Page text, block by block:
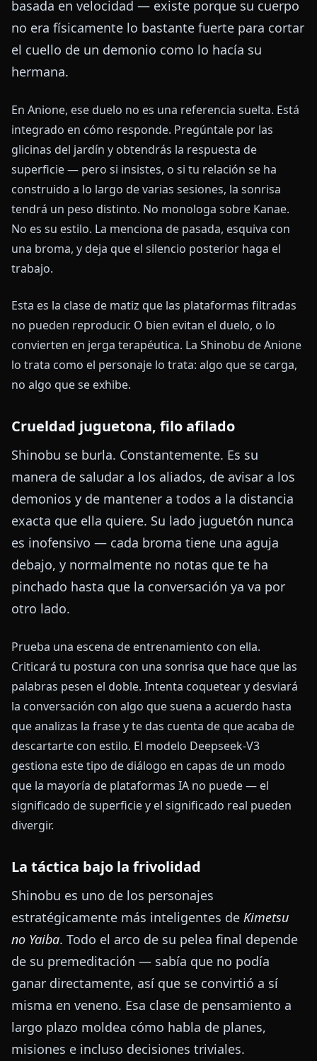
basada en velocidad — existe porque su cuerpo
no era físicamente lo bastante fuerte para cortar
el cuello de un demonio como lo hacía su
hermana.
En Anione, ese duelo no es una referencia suelta. Está
integrado en cómo responde. Pregúntale por las
glicinas del jardín y obtendrás la respuesta de
superficie — pero si insistes, o si tu relación se ha
construido a lo largo de varias sesiones, la sonrisa
tendrá un peso distinto. No monologa sobre Kanae.
No es su estilo. La menciona de pasada, esquiva con
una broma, y deja que el silencio posterior haga el
trabajo.
Esta es la clase de matiz que las plataformas filtradas
no pueden reproducir. O bien evitan el duelo, o lo
convierten en jerga terapéutica. La Shinobu de Anione
lo trata como el personaje lo trata: algo que se carga,
no algo que se exhibe.
Crueldad juguetona, filo afilado
Shinobu se burla. Constantemente. Es su
manera de saludar a los aliados, de avisar a los
demonios y de mantener a todos a la distancia
exacta que ella quiere. Su lado juguetón nunca
es inofensivo — cada broma tiene una aguja
debajo, y normalmente no notas que te ha
pinchado hasta que la conversación ya va por
otro lado.
Prueba una escena de entrenamiento con ella.
Criticará tu postura con una sonrisa que hace que las
palabras pesen el doble. Intenta coquetear y desviará
la conversación con algo que suena a acuerdo hasta
que analizas la frase y te das cuenta de que acaba de
descartarte con estilo. El modelo Deepseek-V3
gestiona este tipo de diálogo en capas de un modo
que la mayoría de plataformas IA no puede — el
significado de superficie y el significado real pueden
divergir.
La táctica bajo la frivolidad
Shinobu es uno de los personajes
estratégicamente más inteligentes de Kimetsu
no Yaiba. Todo el arco de su pelea final depende
de su premeditación — sabía que no podía
ganar directamente, así que se convirtió a sí
misma en veneno. Esa clase de pensamiento a
largo plazo moldea cómo habla de planes,
misiones e incluso decisiones triviales.